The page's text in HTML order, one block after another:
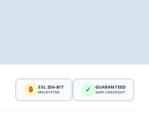
🔒 SSL 256-BIT
ENCRYPTED ✓ GUARANTEED
SAFE CHECKOUT